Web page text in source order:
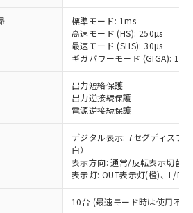
標準モード: 1ms
高速モード (HS): 250µs
最速モード (SHS): 30µs
ギガパワーモード (GIGA):
出力短絡保護
出力逆接続保護
電源逆接続保護
デジタル表示: 7セグディスプ
白）
表示方向: 通常/反転表示切替
表示灯: OUT表示灯(橙)、L/D
10台 (最速モード時は使用不可)
EU RoHS指令（10物質）の
た製品が提供可能な商品で
RoHS指令（10物質）の非含
品に切り替える予定のある